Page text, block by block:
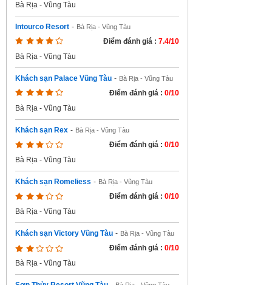
Bà Rịa - Vũng Tàu
Intourco Resort - Bà Rịa - Vũng Tàu
Điểm đánh giá : 7.4/10
Bà Rịa - Vũng Tàu
Khách sạn Palace Vũng Tàu - Bà Rịa - Vũng Tàu
Điểm đánh giá : 0/10
Bà Rịa - Vũng Tàu
Khách sạn Rex - Bà Rịa - Vũng Tàu
Điểm đánh giá : 0/10
Bà Rịa - Vũng Tàu
Khách sạn Romeliess - Bà Rịa - Vũng Tàu
Điểm đánh giá : 0/10
Bà Rịa - Vũng Tàu
Khách sạn Victory Vũng Tàu - Bà Rịa - Vũng Tàu
Điểm đánh giá : 0/10
Bà Rịa - Vũng Tàu